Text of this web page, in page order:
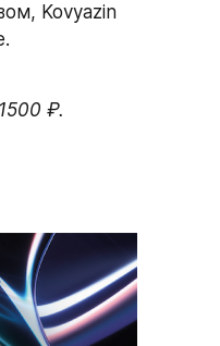
Kovyazin
₽.